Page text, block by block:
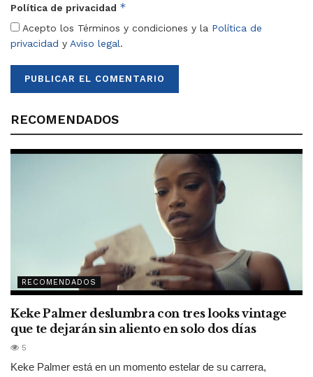
Política de privacidad *
Acepto los Términos y condiciones y la Política de
privacidad y Aviso legal.
RECOMENDADOS
RECOMENDADOS
Keke Palmer deslumbra con tres looks vintage
que te dejarán sin aliento en solo dos días
5
Keke Palmer está en un momento estelar de su carrera,